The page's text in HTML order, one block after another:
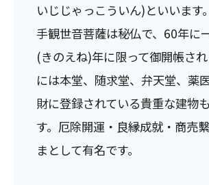
いじじゃっこういん)といいます
手観世音菩薩は秘仏で、60年に
(きのえね)年に限って御開帳さ
には本堂、随求堂、弁天堂、薬
財に登録されている貴重な建物
す。厄除開運・良縁成就・商売
まとして有名です。